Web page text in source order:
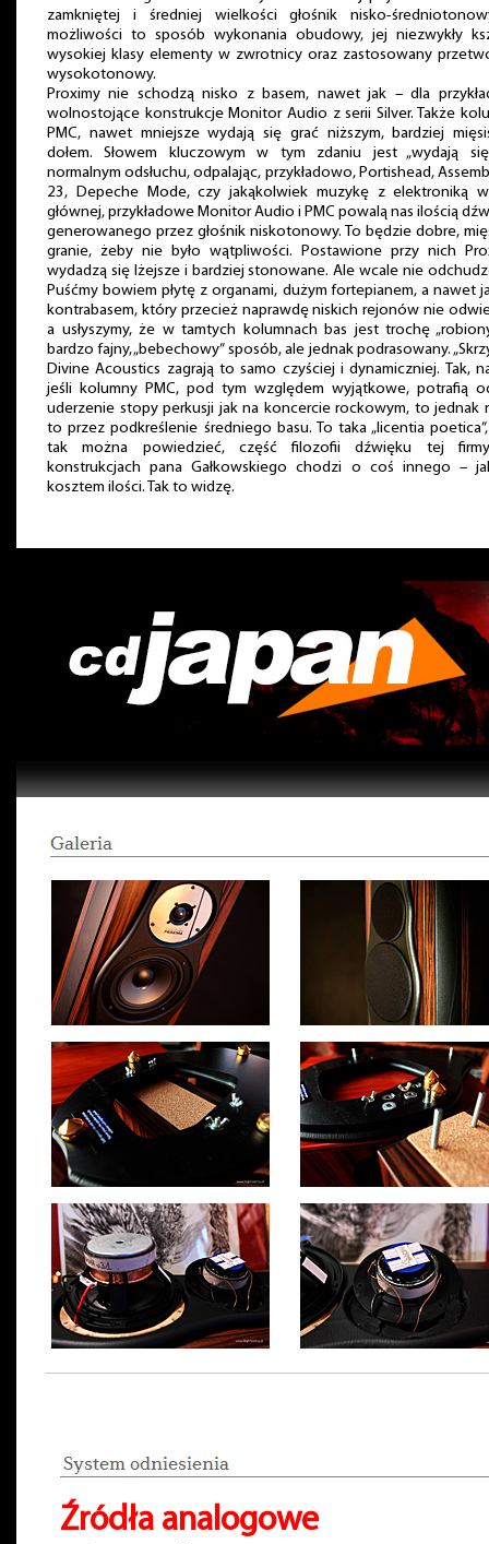
zamkniętej i średniej wielkości głośnik nisko-
możliwości to sposób wykonania obudowy, jej niezwykły
wysokiej klasy elementy w zwrotnicy oraz zastosowany
wysokotonowy.
Proximy nie schodzą nisko z basem, nawet jak – dla
wolnostojące konstrukcje Monitor Audio z serii Silver. Także
PMC, nawet mniejsze wydają się grać niższym, bardziej
dołem. Słowem kluczowym w tym zdaniu jest „wydają
normalnym odsłuchu, odpalając, przykładowo, Portishead,
23, Depeche Mode, czy jakąkolwiek muzykę z elektroniką
głównej, przykładowe Monitor Audio i PMC powalą nas ilością
generowanego przez głośnik niskotonowy. To będzie dobre,
granie, żeby nie było wątpliwości. Postawione przy nich
wydadzą się lżejsze i bardziej stonowane. Ale wcale nie
Puśćmy bowiem płytę z organami, dużym fortepianem, a nawet
kontrabasem, który przecież naprawdę niskich rejonów nie
a usłyszymy, że w tamtych kolumnach bas jest trochę
bardzo fajny, „bebechowy” sposób, ale jednak podrasowany.
Divine Acoustics zagrają to samo czyściej i dynamiczniej. Tak,
jeśli kolumny PMC, pod tym względem wyjątkowe, potrafią
uderzenie stopy perkusji jak na koncercie rockowym, to jednak
to przez podkreślenie średniego basu. To taka „licentia
tak można powiedzieć, część filozofii dźwięku tej
konstrukcjach pana Gałkowskiego chodzi o coś innego –
kosztem ilości. Tak to widzę.
Źródła analogowe